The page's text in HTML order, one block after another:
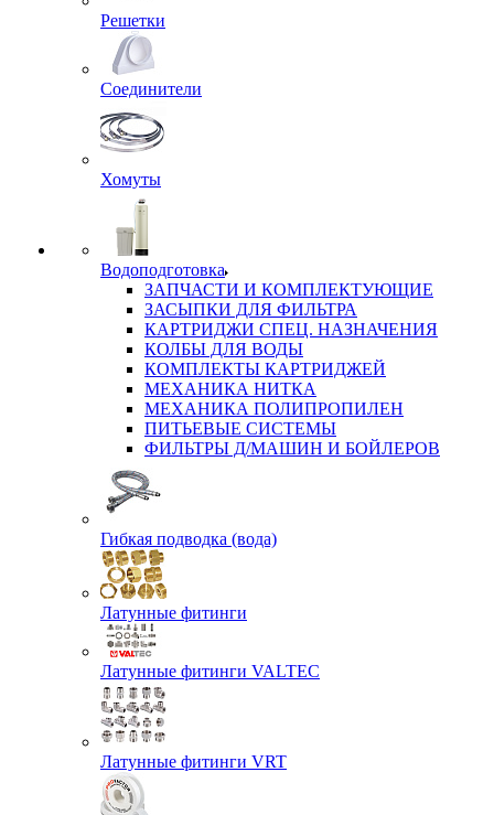
Решетки
Соединители
Хомуты
Водоподготовка
ЗАПЧАСТИ И КОМПЛЕКТУЮЩИЕ
ЗАСЫПКИ ДЛЯ ФИЛЬТРА
КАРТРИДЖИ СПЕЦ. НАЗНАЧЕНИЯ
КОЛБЫ ДЛЯ ВОДЫ
КОМПЛЕКТЫ КАРТРИДЖЕЙ
МЕХАНИКА НИТКА
МЕХАНИКА ПОЛИПРОПИЛЕН
ПИТЬЕВЫЕ СИСТЕМЫ
ФИЛЬТРЫ Д/МАШИН И БОЙЛЕРОВ
Гибкая подводка (вода)
Латунные фитинги
Латунные фитинги VALTEC
Латунные фитинги VRT